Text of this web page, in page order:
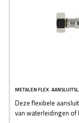
METALEN FLEX.
Deze flexibele
van waterleidingen of